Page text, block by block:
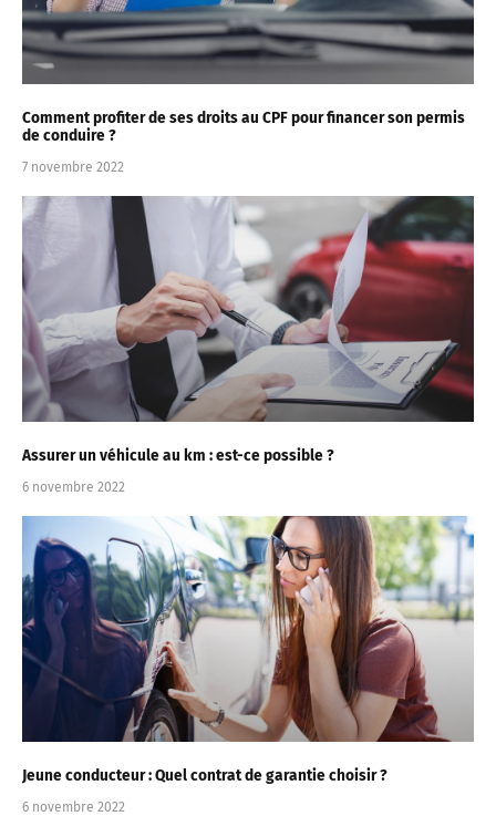
Comment profiter de ses droits au CPF pour financer son permis
de conduire ?
7 novembre 2022
Assurer un véhicule au km : est-ce possible ?
6 novembre 2022
Jeune conducteur : Quel contrat de garantie choisir ?
6 novembre 2022